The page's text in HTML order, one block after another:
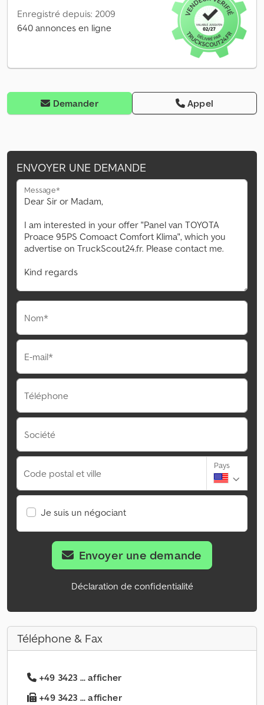
Enregistré depuis: 2009
640 annonces en ligne
Demander Appel
ENVOYER UNE DEMANDE
Message*
Nom*
E-mail*
Téléphone
Société
Code postal et ville
Pays
Je suis un négociant
Envoyer une demande
Déclaration de confidentialité
Téléphone & Fax
+49 3423 ... afficher
+49 3423 ... afficher